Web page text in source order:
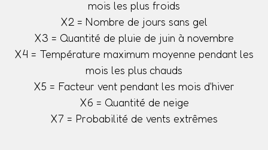
mois les plus froids
X2 = Nombre de jours sans gel
X3 = Quantité de pluie de juin à novembre
X4 = Température maximum moyenne pendant les
mois les plus chauds
X5 = Facteur vent pendant les mois d'hiver
X6 = Quantité de neige
X7 = Probabilité de vents extrêmes